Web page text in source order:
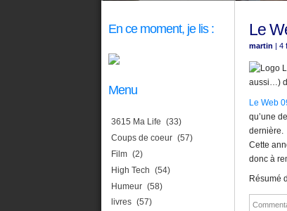
Le
martin | 4
aussi…)
Le Web
qu’une
dernière.
Cette
donc à
Résumé
En ce moment, je lis :
Menu
3615 Ma Life (33)
Coups de coeur (57)
Film (2)
High Tech (54)
Humeur (58)
livres (57)